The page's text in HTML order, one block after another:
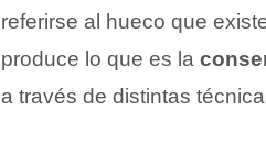
referirse al hueco que
produce lo que es la
a través de distintas